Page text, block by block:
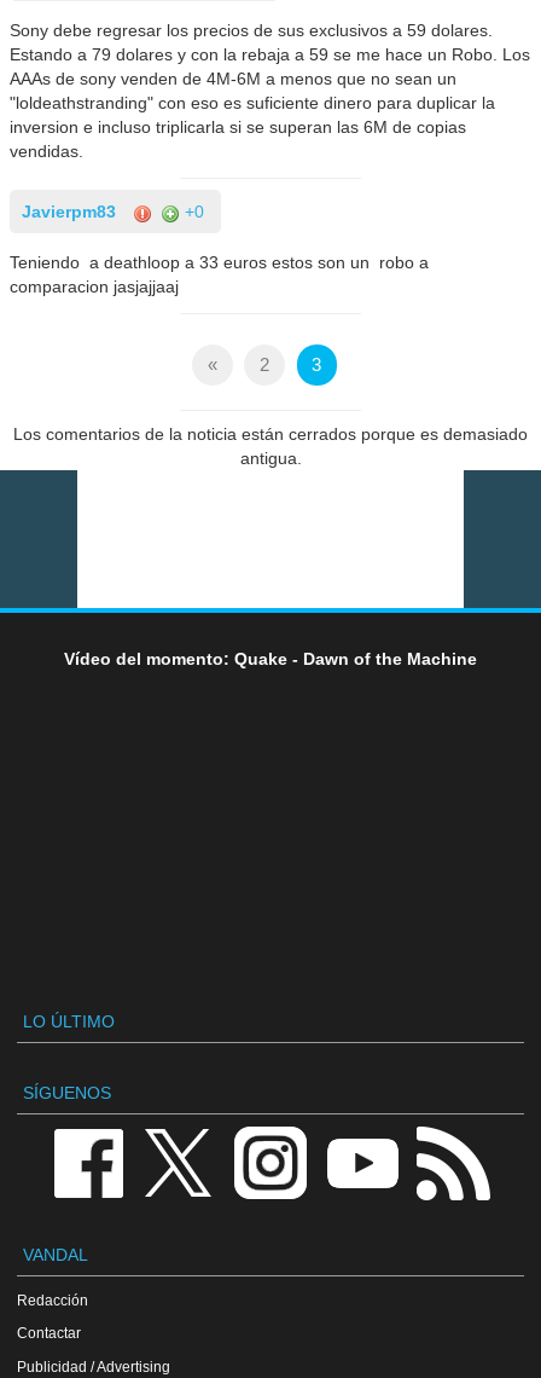
Sony debe regresar los precios de sus exclusivos a 59 dolares.
Estando a 79 dolares y con la rebaja a 59 se me hace un Robo. Los
AAAs de sony venden de 4M-6M a menos que no sean un
"loldeathstranding" con eso es suficiente dinero para duplicar la
inversion e incluso triplicarla si se superan las 6M de copias
vendidas.
Javierpm83 +0
Teniendo a deathloop a 33 euros estos son un robo a
comparacion jasjajjaaj
« 2 3
Los comentarios de la noticia están cerrados porque es demasiado
antigua.
Vídeo del momento: Quake - Dawn of the Machine
LO ÚLTIMO
SÍGUENOS
VANDAL
Redacción
Contactar
Publicidad / Advertising